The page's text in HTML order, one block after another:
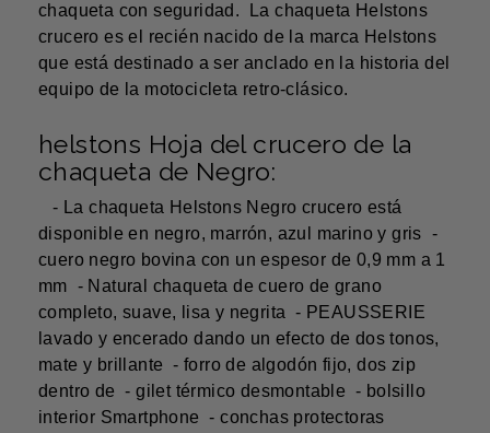
chaqueta con seguridad. La chaqueta Helstons
crucero es el recién nacido de la marca Helstons
que está destinado a ser anclado en la historia del
equipo de la motocicleta retro-clásico.
helstons Hoja del crucero de la
chaqueta de Negro:
- La chaqueta Helstons Negro crucero está
disponible en negro, marrón, azul marino y gris -
cuero negro bovina con un espesor de 0,9 mm a 1
mm - Natural chaqueta de cuero de grano
completo, suave, lisa y negrita - PEAUSSERIE
lavado y encerado dando un efecto de dos tonos,
mate y brillante - forro de algodón fijo, dos zip
dentro de - gilet térmico desmontable - bolsillo
interior Smartphone - conchas protectoras